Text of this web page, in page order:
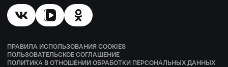
ПОЛЬЗОВАТЕЛЬСКОЕ СОГЛАШЕНИЕ
ПРАВИЛА ИСПОЛЬЗОВАНИЯ COOKIES
ПОЛИТИКА В ОТНОШЕНИИ ОБРАБОТКИ ПЕРСОНАЛЬНЫХ ДАННЫХ